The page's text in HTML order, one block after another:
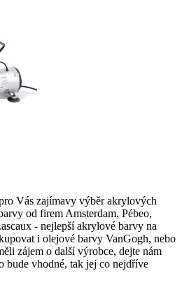
Vás zajímavy výběr akrylových
od firem Amsterdam, Pébeo,
- nejlepší akrylové barvy na
i olejové barvy VanGogh, nebo
zájem o další výrobce, dejte nám
bude vhodné, tak jej co nejdříve